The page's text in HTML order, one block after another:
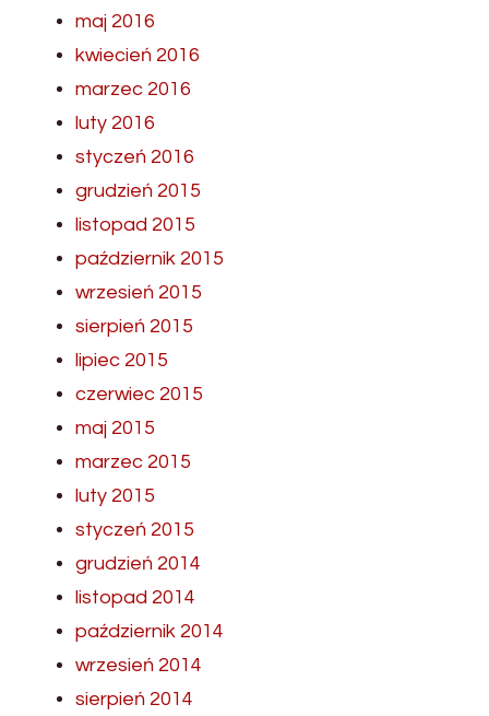
maj 2016
kwiecień 2016
marzec 2016
luty 2016
styczeń 2016
grudzień 2015
listopad 2015
październik 2015
wrzesień 2015
sierpień 2015
lipiec 2015
czerwiec 2015
maj 2015
marzec 2015
luty 2015
styczeń 2015
grudzień 2014
listopad 2014
październik 2014
wrzesień 2014
sierpień 2014